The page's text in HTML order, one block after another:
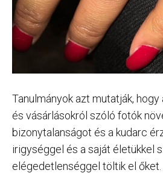
Tanulmányok azt mutatják,
és vásárlásokról szóló fotók
bizonytalanságot és a kudarc
irigységgel és a saját életükkel
elégedetlenséggel töltik el őket.